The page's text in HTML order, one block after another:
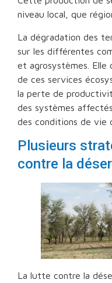
niveau local, que
La dégradation des
sur les différentes
et agrosystèmes.
de ces services
la perte de
des systèmes
des conditions de vie
Plusieurs
contre la
La lutte contre la